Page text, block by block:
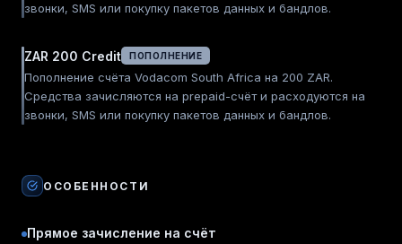
звонки, SMS или покупку пакетов данных и бандлов.
ZAR 200 Credit ПОПОЛНЕНИЕ
Пополнение счёта Vodacom South Africa на 200 ZAR.
Средства зачисляются на prepaid-счёт и расходуются на
звонки, SMS или покупку пакетов данных и бандлов.
ОСОБЕННОСТИ
Прямое зачисление на счёт